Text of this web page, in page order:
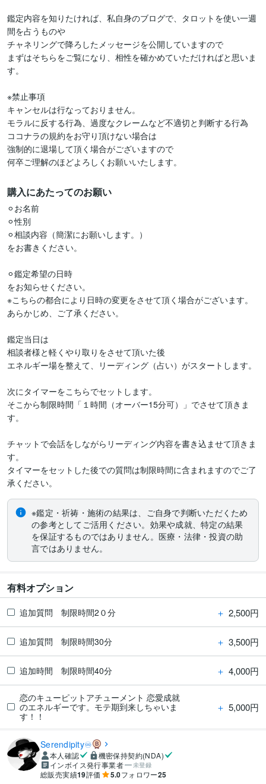
鑑定内容を知りたければ、私自身のブログで、タロットを使い一週
間を占うものや
チャネリングで降ろしたメッセージを公開していますので
まずはそちらをご覧になり、相性を確かめていただければと思いま
す。
※禁止事項
キャンセルは行なっておりません。
モラルに反する行為、過度なクレームなど不適切と判断する行為
ココナラの規約をお守り頂けない場合は
強制的に退場して頂く場合がございますので
何卒ご理解のほどよろしくお願いいたします。
購入にあたってのお願い
⚪︎お名前
⚪︎性別
⚪︎相談内容（簡潔にお願いします。）
をお書きください。
⚪︎鑑定希望の日時
をお知らせください。
※こちらの都合により日時の変更をさせて頂く場合がございます。
あらかじめ、ご了承ください。
鑑定当日は
相談者様と軽くやり取りをさせて頂いた後
エネルギー場を整えて、リーディング（占い）がスタートします。
次にタイマーをこちらでセットします。
そこから制限時間「１時間（オーバー15分可）」でさせて頂きま
す。
チャットで会話をしながらリーディング内容を書き込ませて頂きま
す。
タイマーをセットした後での質問は制限時間に含まれますのでご了
承ください。
※鑑定・祈祷・施術の結果は、ご自身で判断いただくため
の参考としてご活用ください。効果や成就、特定の結果
を保証するものではありません。医療・法律・投資の助
言ではありません。
有料オプション
追加質問 制限時間2０分 ＋ 2,500円
追加質問 制限時間30分 ＋ 3,500円
追加時間 制限時間40分 ＋ 4,000円
恋のキューピットアチューメント 恋愛成就
のエネルギーです。モテ期到来しちゃいま
す！！
＋ 5,000円
Serendipity♾️
本人確認
機密保持契約(NDA)
インボイス発行事業者
未登録
総販売実績19評価 5.0フォロワー25